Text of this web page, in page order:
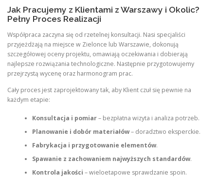
Jak Pracujemy z Klientami z Warszawy i Okolic?
Pełny Proces Realizacji
Współpraca zaczyna się od rzetelnej konsultacji. Nasi specjaliści
przyjeżdżają na miejsce w Zielonce lub Warszawie, dokonują
szczegółowej oceny projektu, omawiają oczekiwania i dobierają
najlepsze rozwiązania technologiczne. Następnie przygotowujemy
przejrzystą wycenę oraz harmonogram prac.
Cały proces jest zaprojektowany tak, aby Klient czuł się pewnie na
każdym etapie:
Konsultacja i pomiar– bezpłatna wizyta i analiza potrzeb.
Planowanie i dobór materiałów– doradztwo eksperckie.
Fabrykacja i przygotowanie elementów.
Spawanie z zachowaniem najwyższych standardów.
Kontrola jakości – wieloetapowe sprawdzanie spoin.